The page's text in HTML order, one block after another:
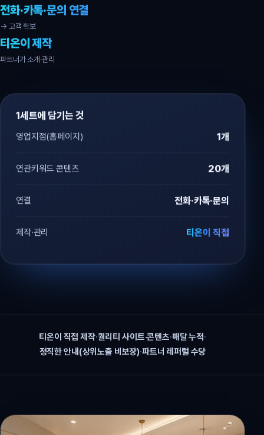
전화·카톡·문의 연결
→ 고객 확보
티온이 제작
파트너가 소개·관리
1세트에 담기는 것
영업지점(홈페이지) 1개
연관키워드 콘텐츠 20개
연결 전화·카톡·문의
제작·관리 티온이 직접
티온이 직접 제작·퀄리티 사이트·콘텐츠·매달 누적·
정직한 안내(상위노출 비보장)·파트너 레퍼럴 수당